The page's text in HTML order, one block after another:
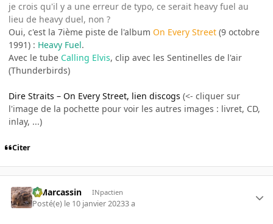
je crois qu'il y a une erreur de typo, ce serait heavy fuel au
lieu de heavy duel, non ?
Oui, c'est la 7ième piste de l'album On Every Street (9 octobre
1991) : Heavy Fuel.
Avec le tube Calling Elvis, clip avec les Sentinelles de l'air
(Thunderbirds)
Dire Straits – On Every Street, lien discogs (<- cliquer sur
l'image de la pochette pour voir les autres images : livret, CD,
inlay, ...)
Citer
ElMarcassin INpactien
Posté(e) le 10 janvier 20233 a